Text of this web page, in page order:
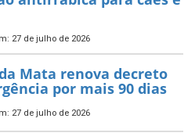
27 de julho de 2026
Mata renova decreto
por mais 90 dias
27 de julho de 2026